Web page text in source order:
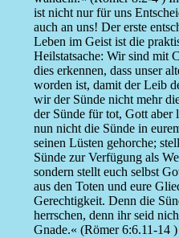
ist nicht nur für uns
auch an uns! Der erste
Leben im Geist ist die
Heilstatsache: Wir sind mit
dies erkennen, dass unser
worden ist, damit der Leib
wir der Sünde nicht mehr
der Sünde für tot, Gott aber
nun nicht die Sünde in
seinen Lüsten gehorche;
Sünde zur Verfügung als
sondern stellt euch selbst
aus den Toten und eure
Gerechtigkeit. Denn die
herrschen, denn ihr seid
Gnade.« (Römer 6:6.11-14 )